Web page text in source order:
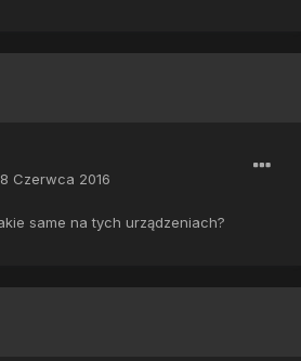
Czerwca 2016
same na tych urządzeniach?